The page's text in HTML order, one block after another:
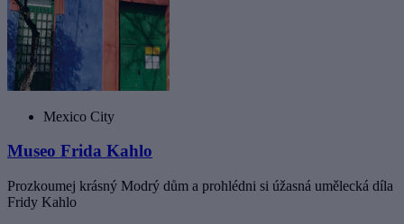
Mexico City
Museo Frida Kahlo
Prozkoumej krásný Modrý dům a prohlédni si úžasná umělecká díla
Fridy Kahlo